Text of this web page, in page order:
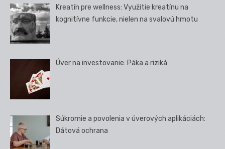
Kreatín pre wellness: Využitie kreatínu na
kognitívne funkcie, nielen na svalovú hmotu
Úver na investovanie: Páka a riziká
Súkromie a povolenia v úverových aplikáciách:
Dátová ochrana